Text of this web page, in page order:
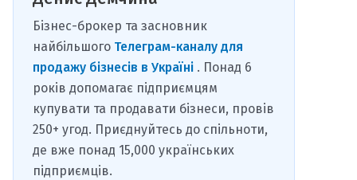
Бізнес-брокер та засновник
найбільшого Телеграм-каналу для
продажу бізнесів в Україні . Понад 6
років допомагає підприємцям
купувати та продавати бізнеси, провів
250+ угод. Приєднуйтесь до спільноти,
де вже понад 15,000 українських
підприємців.